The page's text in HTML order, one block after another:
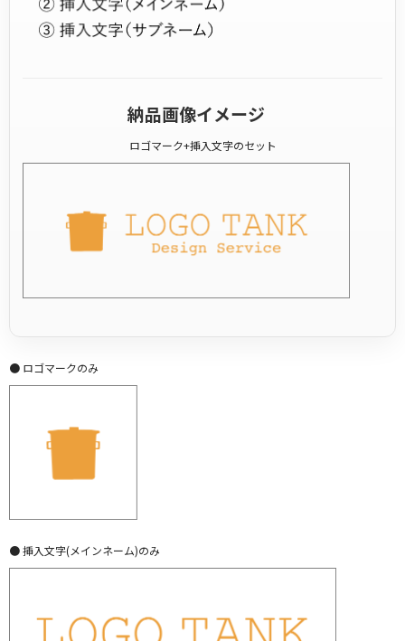
納品画像イメージ
ロゴマーク+挿入文字のセット
● ロゴマークのみ
● 挿入文字(メインネーム)のみ